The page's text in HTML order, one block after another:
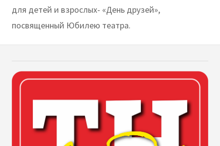
для детей и взрослых- «День друзей»,
посвященный Юбилею театра.